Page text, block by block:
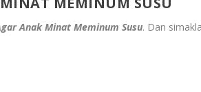
Anak Minat Meminum Susu. Dan